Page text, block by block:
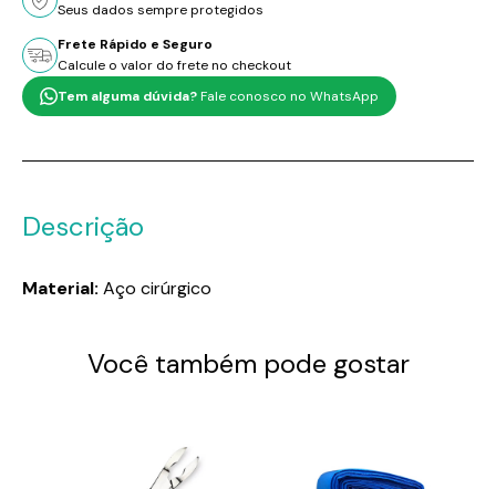
Seus dados sempre protegidos
Frete Rápido e Seguro
Calcule o valor do frete no checkout
Tem alguma dúvida?Fale conosco no WhatsApp
Descrição
Material: Aço cirúrgico
Você também pode gostar